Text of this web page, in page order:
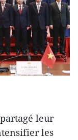
leur
les